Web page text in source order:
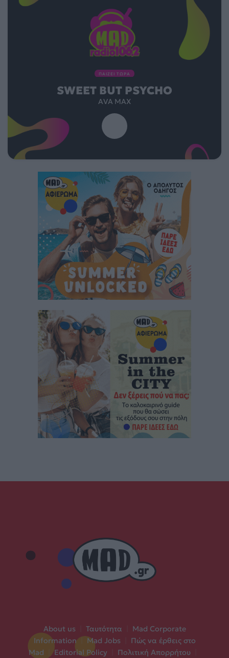
ΠΑΙΖΕΙ ΤΩΡΑ
SWEET BUT PSYCHO
AVA MAX
About us Ταυτότητα
Mad Corporate
Information
Mad Jobs
Πώς να έρθεις στο
Mad
Editorial Policy Πολιτική Απορρήτου